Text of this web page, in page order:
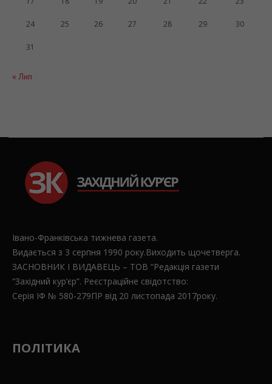
« Лип
24 25 26 27 28 29 30
31
Івано-Франківська тижнева газета.
Видається з 3 серпня 1990 року.Виходить щочетверга.
ЗАСНОВНИК І ВИДАВЕЦЬ – ТОВ “Редакція газети
“Західний кур’єр”. Реєстраційне свідотство:
Серія ІФ № 580-279ПР від 20 листопада 2017року.
ПОЛІТИКА